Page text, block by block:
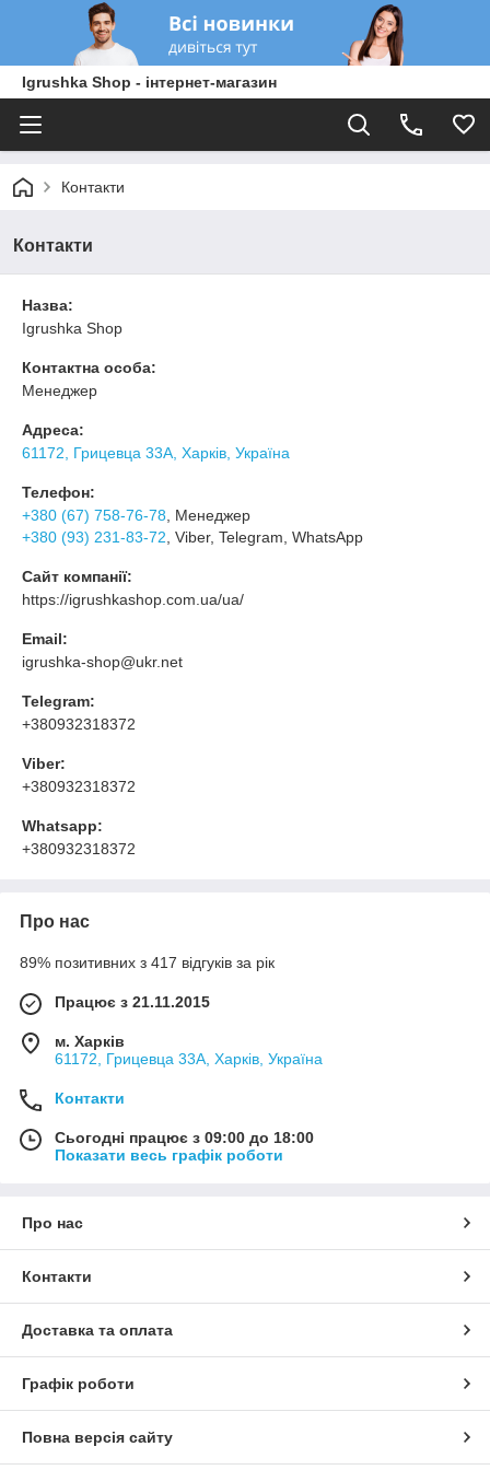
Igrushka Shop - інтернет-магазин
Контакти
Контакти
Назва:
Igrushka Shop
Контактна особа:
Менеджер
Адреса:
61172, Грицевца 33А, Харків, Україна
Телефон:
+380 (67) 758-76-78 , Менеджер
+380 (93) 231-83-72 , Viber, Telegram, WhatsApp
Сайт компанії:
https://igrushkashop.com.ua/ua/
Email:
igrushka-shop@ukr.net
Telegram:
+380932318372
Viber:
+380932318372
Whatsapp:
+380932318372
Про нас
89% позитивних з 417 відгуків за рік
Працює з 21.11.2015
м. Харків
61172, Грицевца 33А, Харків, Україна
Контакти
Сьогодні працює з 09:00 до 18:00
Показати весь графік роботи
Про нас
Контакти
Доставка та оплата
Графік роботи
Повна версія сайту